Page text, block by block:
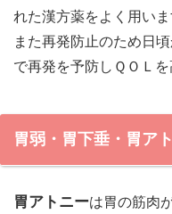
れた漢方薬をよく用いま
また再発防止のため日
で再発を予防しＱＯＬを
胃弱・胃下垂・胃ア
胃アトニーは胃の筋肉